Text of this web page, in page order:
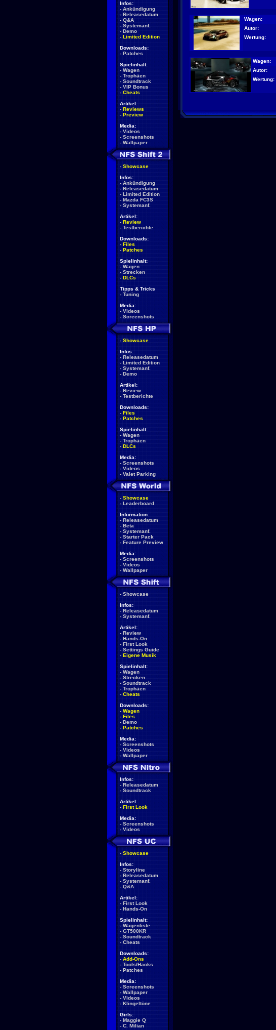
Infos:
- Ankündigung
- Releasedatum
- Q&A
- Systemanf.
- Demo
- Limited Edition
Downloads:
- Patches
Spielinhalt:
- Wagen
- Trophäen
- Soundtrack
- VIP Bonus
- Cheats
Artikel:
- Reviews
- Preview
Media:
- Videos
- Screenshots
- Wallpaper
- Showcase
Infos:
- Ankündigung
- Releasedatum
- Limited Edition
- Mazda FC3S
- Systemanf.
Artikel:
- Review
- Testberichte
Downloads:
- Files
- Patches
Spielinhalt:
- Wagen
- Strecken
- DLCs
Tipps & Tricks
- Tuning
Media:
- Videos
- Screenshots
- Showcase
Infos:
- Releasedatum
- Limited Edition
- Systemanf.
- Demo
Artikel:
- Review
- Testberichte
Downloads:
- Files
- Patches
Spielinhalt:
- Wagen
- Trophäen
- DLCs
Media:
- Screenshots
- Videos
- Valet Parking
- Showcase
- Leaderboard
Information:
- Releasedatum
- Beta
- Systemanf.
- Starter Pack
- Feature Preview
Media:
- Screenshots
- Videos
- Wallpaper
- Showcase
Infos:
- Releasedatum
- Systemanf.
Artikel:
- Review
- Hands-On
- First Look
- Settings Guide
- Eigene Musik
Spielinhalt:
- Wagen
- Strecken
- Soundtrack
- Trophäen
- Cheats
Downloads:
- Wagen
- Files
- Demo
- Patches
Media:
- Screenshots
- Videos
- Wallpaper
Infos:
- Releasedatum
- Soundtrack
Artikel:
- First Look
Media:
- Screenshots
- Videos
- Showcase
Infos:
- Storyline
- Releasedatum
- Systemanf.
- Q&A
Artikel:
- First Look
- Hands-On
Spielinhalt:
- Wagenliste
- GT500KR
- Soundtrack
- Cheats
Downloads:
- Add-Ons
- Tools/Hacks
- Patches
Media:
- Screenshots
- Wallpaper
- Videos
- Klingeltöne
Girls:
- Maggie Q
- C. Milian
Wagen:
Autor:
Wertung:
Wagen:
Autor:
Wertung: